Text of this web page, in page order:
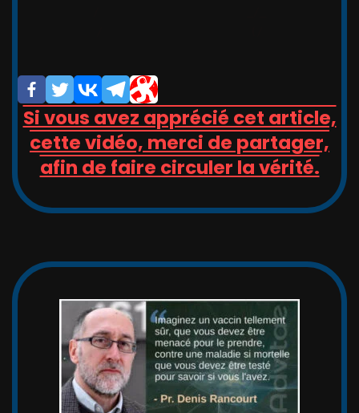
Si vous avez apprécié cet article,
cette vidéo, merci de partager,
afin de faire circuler la vérité.